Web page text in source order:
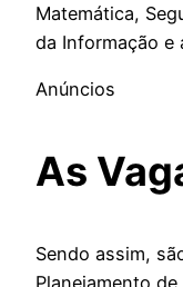
Matemática,
da Informação e
Anúncios
As
Sendo assim,
Planejamento